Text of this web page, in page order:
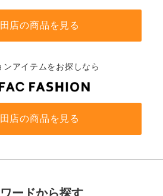
店の商品を見る
ンアイテムをお探しなら
店の商品を見る
ードから探す